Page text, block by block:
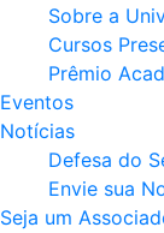
Sobre a
Cursos
Prêmio
Eventos
Notícias
Defesa do
Envie sua
Seja um